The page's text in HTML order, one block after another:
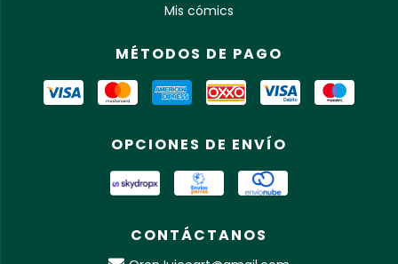
Mis cómics
MÉTODOS DE PAGO
OPCIONES DE ENVÍO
CONTÁCTANOS